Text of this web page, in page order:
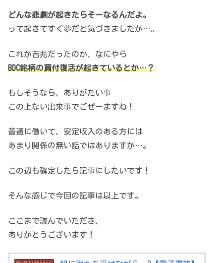
どんな悲劇が起きたらそーなるんだよ。
って起きてすぐ夢だと気づきましたが…。
これが吉兆だったのか、なにやら
BDC銘柄の買付復活が起きているとか…？
もしそうなら、ありがたい事
この上ない出来事でごぜーますね！
普通に働いて、安定収入のある方には
あまり関係の無い話ではありますが…。
この辺も確定したら記事にしたいです！
そんな感じで今回の記事は以上です。
ここまで読んでいただき、
ありがとうございます！